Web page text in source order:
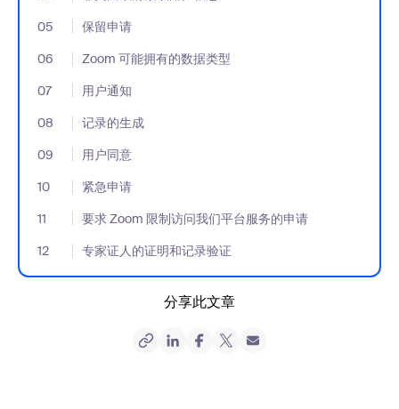
05
保留申请
- Jumplink to 保留申请
06
Zoom 可能拥有的数据类型
- Jumplink to Zoom 可能拥有的数据类型
07
用户通知
- Jumplink to 用户通知
08
记录的生成
- Jumplink to 记录的生成
09
用户同意
- Jumplink to 用户同意
10
紧急申请
- Jumplink to 紧急申请
11
要求 Zoom 限制访问我们平台服务的申请
- Jumplink to 要求 Zoom 限制访问我们平台服务的申请
12
专家证人的证明和记录验证
- Jumplink to 专家证人的证明和记录验证
分享此文章